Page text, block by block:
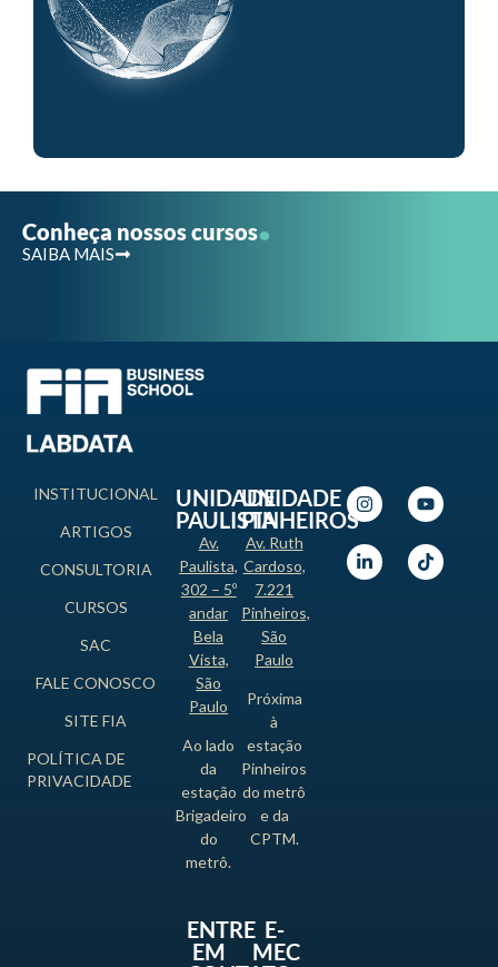
Conheça nossos cursos.
SAIBA MAIS
INSTITUCIONAL
ARTIGOS
CONSULTORIA
CURSOS
SAC
FALE CONOSCO
SITE FIA
POLÍTICA DE
PRIVACIDADE
UNIDADE
PAULISTA
Av.
Paulista,
302 – 5º
andar
Bela
Vista,
São
Paulo
Ao lado
da
estação
Brigadeiro
do
metrô.
UNIDADE
PINHEIROS
Av. Ruth
Cardoso,
7.221
Pinheiros,
São
Paulo
Próxima
à
estação
Pinheiros
do metrô
e da
CPTM.
ENTRE
EM
E-
MEC